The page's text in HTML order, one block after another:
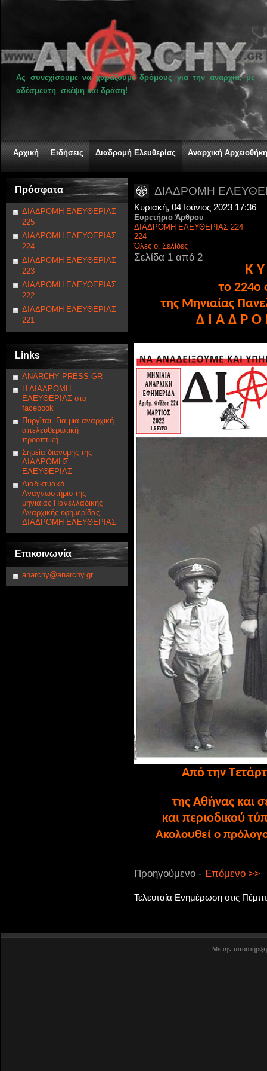
Ας συνεχίσουμε να χαράζουμε δρόμους για την αναρχία, με
αδέσμευτη σκέψη και δράση!
Αρχική Ειδήσεις Διαδρομή Ελευθερίας Αναρχική Αρχειοθήκη
Πρόσφατα
ΔΙΑΔΡΟΜΗ ΕΛΕΥΘΕΡΙΑΣ
225
ΔΙΑΔΡΟΜΗ ΕΛΕΥΘΕΡΙΑΣ
224
ΔΙΑΔΡΟΜΗ ΕΛΕΥΘΕΡΙΑΣ
223
ΔΙΑΔΡΟΜΗ ΕΛΕΥΘΕΡΙΑΣ
222
ΔΙΑΔΡΟΜΗ ΕΛΕΥΘΕΡΙΑΣ
221
Links
ANARCHY PRESS GR
Η ΔΙΑΔΡΟΜΗ
ΕΛΕΥΘΕΡΙΑΣ στο
facebook
Πυργῖται. Για μια αναρχική
απελευθερωτική
προοπτική
Σημεία διανομής της
ΔΙΑΔΡΟΜΗΣ
ΕΛΕΥΘΕΡΙΑΣ
Διαδικτυακό
Αναγνωστήριο της
μηνιαίας Πανελλαδικής
Αναρχικής εφημερίδας
ΔΙΑΔΡΟΜΗ ΕΛΕΥΘΕΡΙΑΣ
Επικοινωνία
anarchy@anarchy.gr
ΔΙΑΔΡΟΜΗ
Κυριακή, 04 Ιούνιος 2023 17:36
Ευρετήριο Άρθρου
ΔΙΑΔΡΟΜΗ ΕΛΕΥΘΕΡΙΑΣ 224
224
Όλες οι Σελίδες
Σελίδα 1 από 2
Κ
το 224ο
της Μηνιαίας
Δ Ι Α Δ Ρ
Από την
της Αθήνας και
και περιοδικού
Ακολουθεί ο
Προηγούμενο - Επόμενο >>
Τελευταία Ενημέρωση στις
Με την